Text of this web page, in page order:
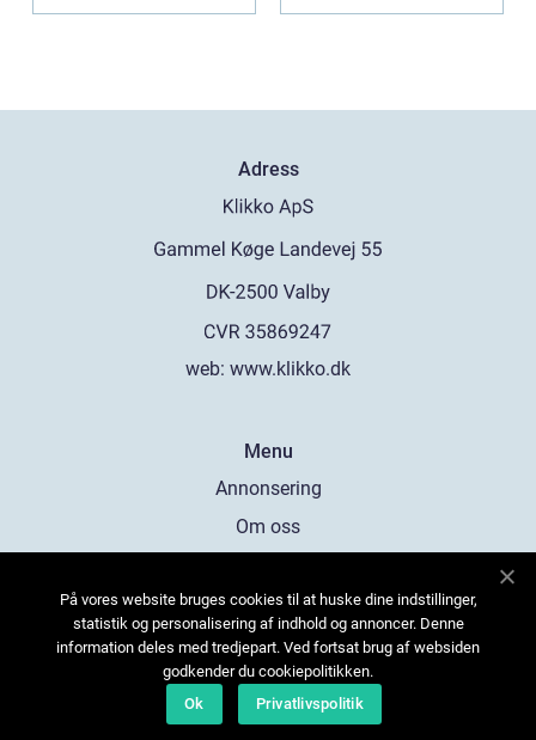
Adress
web: www.klikko.dk
Menu
Annonsering
Om oss
Kontakta oss
Sitemap
På vores website bruges cookies til at huske dine indstillinger,
statistik og personalisering af indhold og annoncer. Denne
information deles med tredjepart. Ved fortsat brug af websiden
godkender du cookiepolitikken.
Ok
Privatlivspolitik